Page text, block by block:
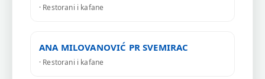
· Restorani i kafane
ANA MILOVANOVIĆ PR SVEMIRAC
· Restorani i kafane